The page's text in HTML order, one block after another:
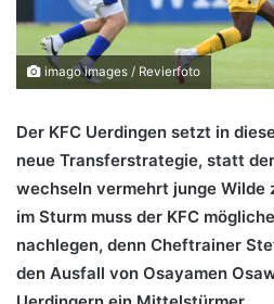
imago images / Revierfoto
Der KFC Uerdingen setzt in
neue Transferstrategie, statt
wechseln vermehrt junge Wilde
im Sturm muss der KFC
nachlegen, denn Cheftrainer
den Ausfall von Osayamen